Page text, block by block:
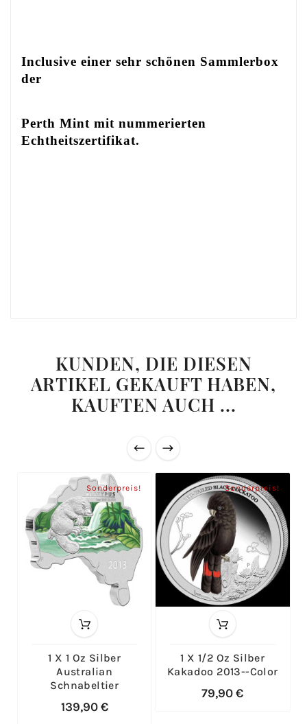
Inclusive einer sehr schönen Sammlerbox
der
Perth Mint mit nummerierten
Echtheitszertifikat.
KUNDEN, DIE DIESEN
ARTIKEL GEKAUFT HABEN,
KAUFTEN AUCH ...
Sonderpreis!
1 X 1 Oz Silber
Australian
Schnabeltier
139,90 €
Sonderpreis!
1 X 1/2 Oz Silber
Kakadoo 2013--color
79,90 €